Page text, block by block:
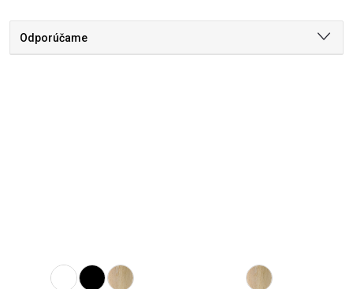
Odporúčame